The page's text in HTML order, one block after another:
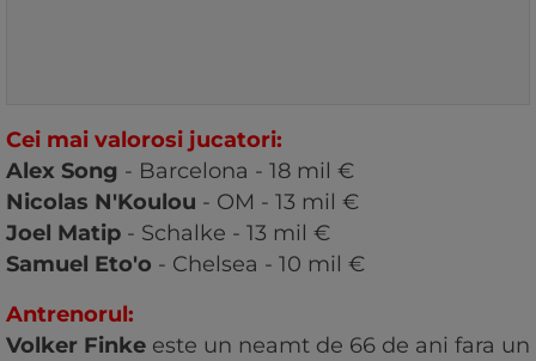
Cei mai valorosi jucatori:
Alex Song - Barcelona - 18 mil €
Nicolas N'Koulou - OM - 13 mil €
Joel Matip - Schalke - 13 mil €
Samuel Eto'o - Chelsea - 10 mil €
Antrenorul:
Volker Finke este un neamt de 66 de ani fara un